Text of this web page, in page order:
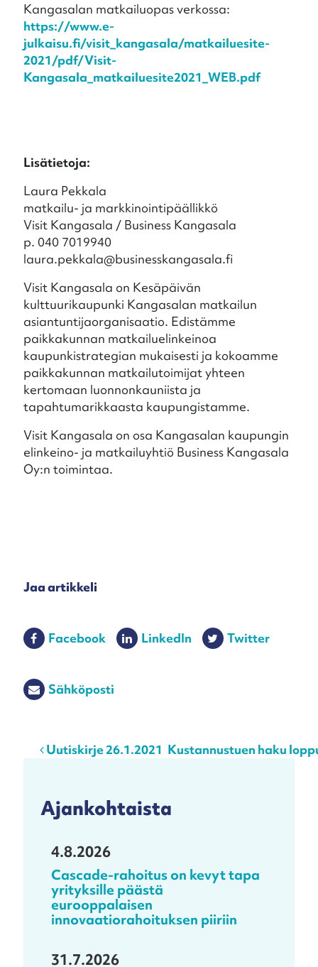
Kangasalan matkailuopas verkossa:
https://www.e-
julkaisu.fi/visit_kangasala/matkailuesite-
2021/pdf/Visit-
Kangasala_matkailuesite2021_WEB.pdf
Lisätietoja:
Laura Pekkala
matkailu- ja markkinointipäällikkö
Visit Kangasala / Business Kangasala
p. 040 7019940
laura.pekkala@businesskangasala.fi
Visit Kangasala on Kesäpäivän
kulttuurikaupunki Kangasalan matkailun
asiantuntijaorganisaatio. Edistämme
paikkakunnan matkailuelinkeinoa
kaupunkistrategian mukaisesti ja kokoamme
paikkakunnan matkailutoimijat yhteen
kertomaan luonnonkauniista ja
tapahtumarikkaasta kaupungistamme.
Visit Kangasala on osa Kangasalan kaupungin
elinkeino- ja matkailuyhtiö Business Kangasala
Oy:n toimintaa.
Jaa artikkeli
Facebook LinkedIn Twitter
Sähköposti
Post navigation
Uutiskirje 26.1.2021 Kustannustuen haku
Ajankohtaista
4.8.2026
Cascade-rahoitus on kevyt tapa
yrityksille päästä
eurooppalaisen
innovaatiorahoituksen piiriin
31.7.2026